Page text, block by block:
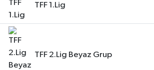
TFF 1.Lig
TFF 2.Lig Beyaz Grup